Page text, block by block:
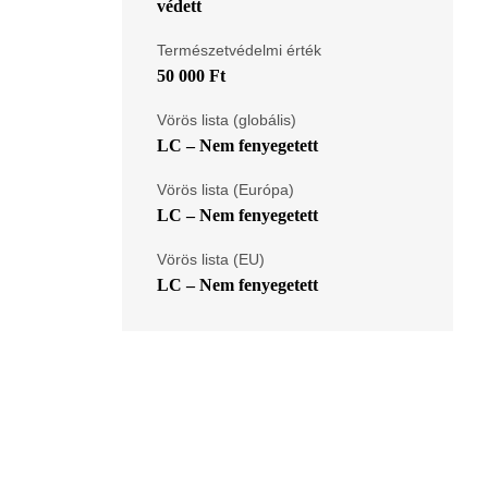
védett
Természetvédelmi érték
50 000 Ft
Vörös lista (globális)
LC – Nem fenyegetett
Vörös lista (Európa)
LC – Nem fenyegetett
Vörös lista (EU)
LC – Nem fenyegetett